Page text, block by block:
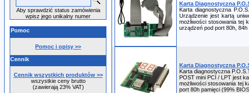
Aby sprawdzić status zamówienia
wpisz jego unikalny numer
Pomoc
Pomoc i opisy >>
Cennik
Cennik wszystkich produktów >>
wszystkie ceny brutto
(zawierają 23% VAT)
Karta Diagnostyczna
Karta diagnostyczna
Urządzenie jest kartą
możliwości stosowania tej
urządzeń pod port 80h,
Karta Diagnostyczna
Karta diagnostyczna
POST mini PCI / LPT jest
możliwości stosowania tej
port 80h pamięci (99%